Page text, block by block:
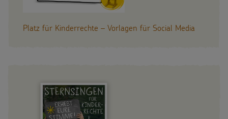
Platz für Kinderrechte – Vorlagen für Social Media